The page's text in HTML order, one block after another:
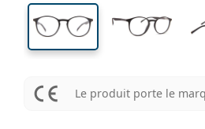
Le produit porte le